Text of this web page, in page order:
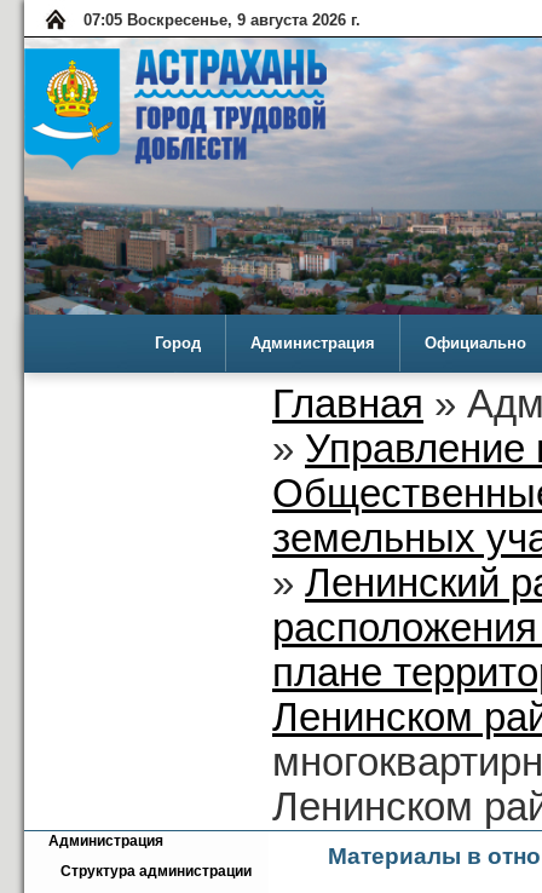
07:05 Воскресенье, 9 августа 2026 г.
Город Администрация Официально
Главная »
» Управление
земельных
» Ленинский
плане
Ленинском
Ленинском
Администрация
Структура администрации
Материалы в